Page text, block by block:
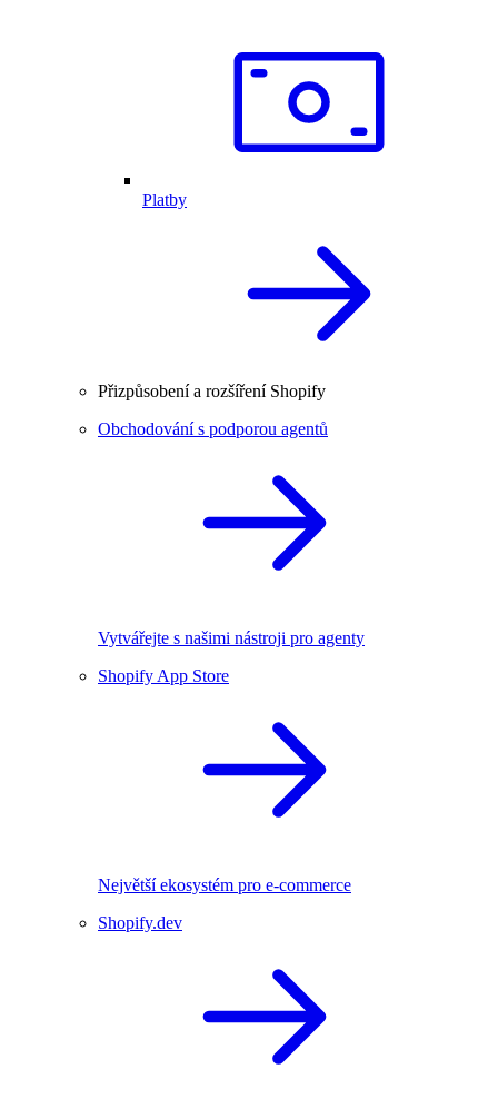
Platby
Přizpůsobení a rozšíření Shopify
Obchodování s podporou agentů
Vytvářejte s našimi nástroji pro agenty
Shopify App Store
Největší ekosystém pro e-commerce
Shopify.dev